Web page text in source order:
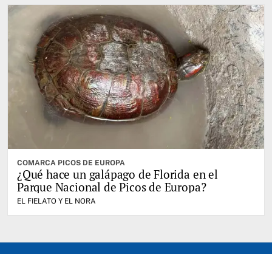
COMARCA PICOS DE EUROPA
¿Qué hace un galápago de Florida en el
Parque Nacional de Picos de Europa?
EL FIELATO Y EL NORA